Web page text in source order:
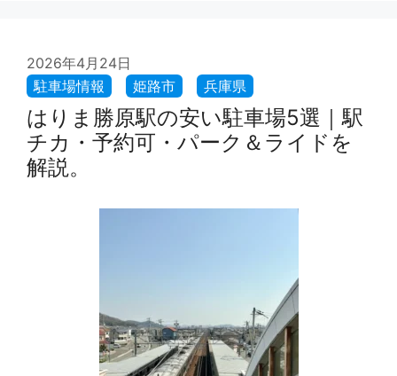
2026年4月24日
はりま勝原駅の安い駐車場5選｜駅
チカ・予約可・パーク＆ライドを
解説。